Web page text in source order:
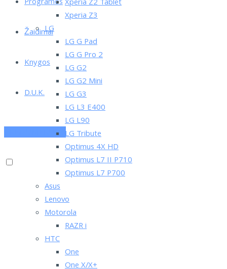
Žaidimai
Knygos
D.U.K.
PRENUMERUOK
Xperia Z2 Tablet
Xperia Z3
LG
LG G Pad
LG G Pro 2
LG G2
LG G2 Mini
LG G3
LG L3 E400
LG L90
LG Tribute
Optimus 4X HD
Optimus L7 II P710
Optimus L7 P700
Asus
Lenovo
Motorola
RAZR i
HTC
One
One X/X+